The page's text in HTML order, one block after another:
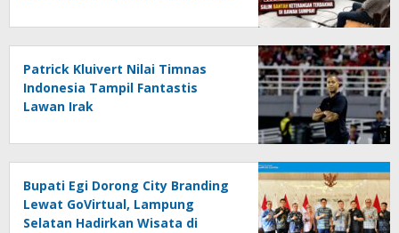
Patrick Kluivert Nilai Timnas
Indonesia Tampil Fantastis
Lawan Irak
Bupati Egi Dorong City Branding
Lewat GoVirtual, Lampung
Selatan Hadirkan Wisata di